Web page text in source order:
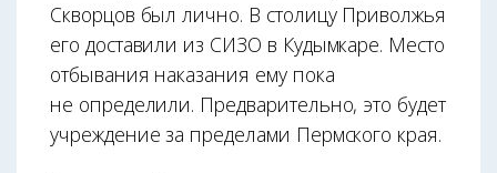
Скворцов был лично. В столицу Приволжья
его доставили из СИЗО в Кудымкаре. Место
отбывания наказания ему пока
не определили. Предварительно, это будет
учреждение за пределами Пермского края.